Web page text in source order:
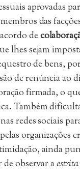
aprovadas
das
de
lhes sejam
de bens,
de renúncia ao
firmada, o
Também
redes sociais
organizações
ainda
observar a